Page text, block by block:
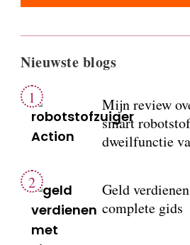
Nieuwste blogs
Mijn review
smart
dweilfunctie
Geld
complete gids